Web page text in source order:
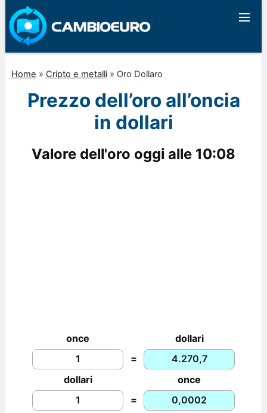
Home » Cripto e metalli» Oro Dollaro
Prezzo dell’oro all’oncia
in dollari
Valore dell'oro oggi alle 10:08
once
dollari
=
dollari
once
=